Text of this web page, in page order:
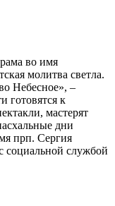
во имя
молитва светла.
Небесное», –
готовятся к
мастерят
дни
прп. Сергия
социальной службой